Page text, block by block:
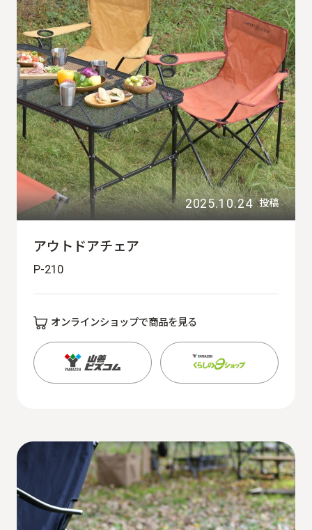
2025.10.24 投稿
アウトドアチェア
P-210
オンラインショップで商品を見る